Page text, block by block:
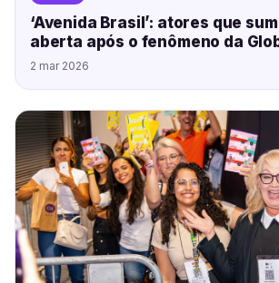
‘Avenida Brasil’: atores que
aberta após o fenômeno da
2 mar 2026